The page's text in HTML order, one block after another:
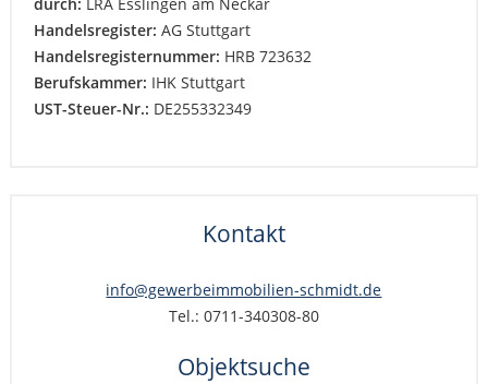
Handelsregister: AG Stuttgart
Handelsregisternummer: HRB 723632
Berufskammer: IHK Stuttgart
UST-Steuer-Nr.: DE255332349
Kontakt
info@gewerbeimmobilien-schmidt.de
Tel.: 0711-340308-80
Objektsuche